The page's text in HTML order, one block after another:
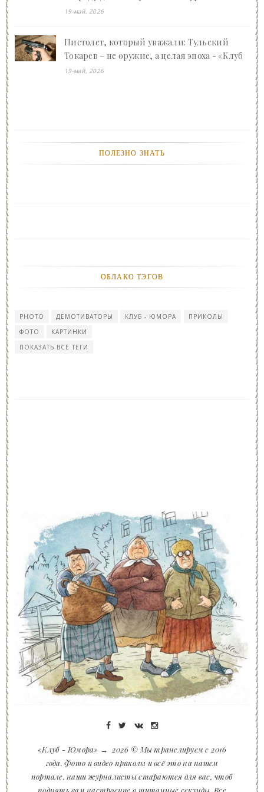
Ваган Арсенович Арутюнян преображает
19-май, 2026
Пистолет, который уважали: Тульский
Токарев – не оружие, а целая эпоха - «Клуб
- Юмора»
19-май, 2026
ПОЛЕЗНО ЗНАТЬ
ОБЛАКО ТЭГОВ
PHOTO ДЕМОТИВАТОРЫ КЛУБ - ЮМОРА
ПРИКОЛЫ
ФОТО
КАРТИНКИ
ПОКАЗАТЬ ВСЕ ТЕГИ
«Клуб - Юмора» → 2026 © Мы транслируем с 2016
года. Фото и видео приколы и всё это на нашем
портале, наши журналисты стараются для вас, чтоб
поднять вам настроение в щитанные секунды. Все